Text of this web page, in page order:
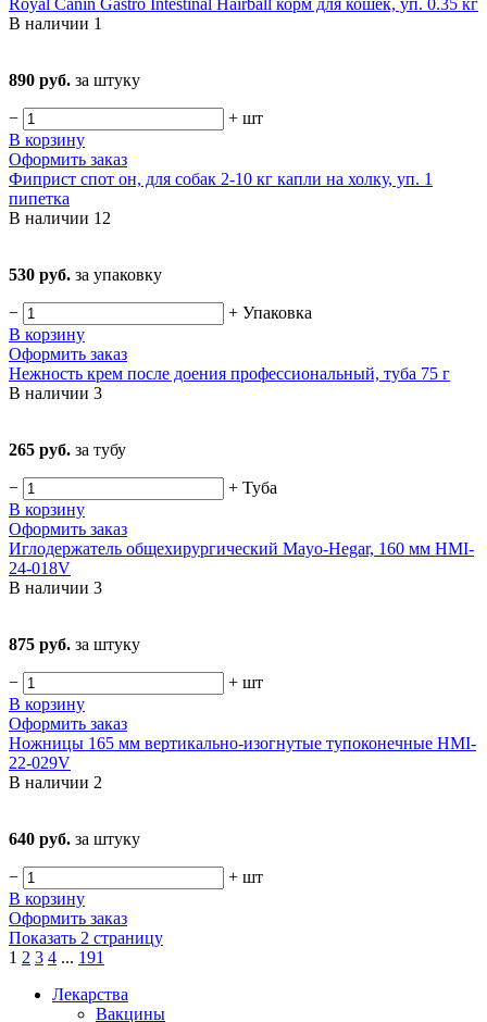
Royal Canin Gastro Intestinal Hairball корм для кошек, уп. 0.35 кг
В наличии 1
890 руб. за штуку
− + шт
В корзину
Оформить заказ
Фиприст спот он, для собак 2-10 кг капли на холку, уп. 1
пипетка
В наличии 12
530 руб. за упаковку
− + Упаковка
В корзину
Оформить заказ
Нежность крем после доения профессиональный, туба 75 г
В наличии 3
265 руб. за тубу
− + Туба
В корзину
Оформить заказ
Иглодержатель общехирургический Mayo-Hegar, 160 мм HMI-
24-018V
В наличии 3
875 руб. за штуку
− + шт
В корзину
Оформить заказ
Ножницы 165 мм вертикально-изогнутые тупоконечные HMI-
22-029V
В наличии 2
640 руб. за штуку
− + шт
В корзину
Оформить заказ
Показать 2 страницу
1 2 3 4 ... 191
Лекарства
Вакцины